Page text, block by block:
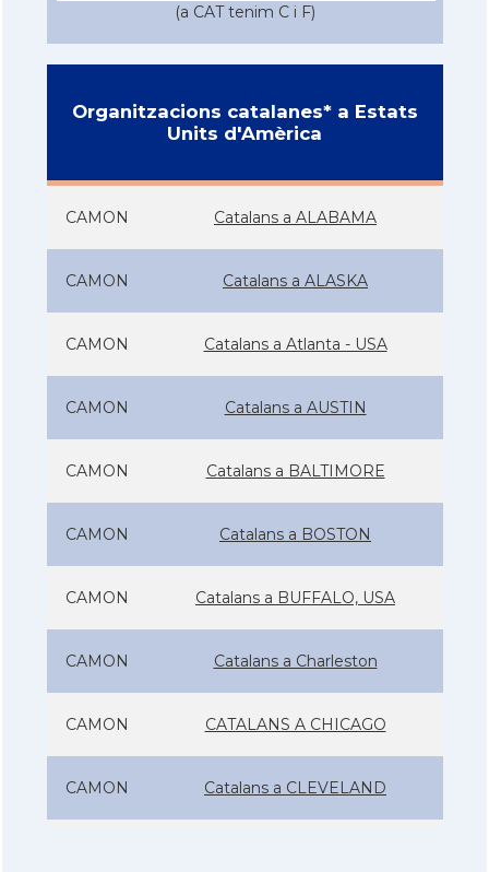
(a CAT tenim C i F)
Organitzacions catalanes* a Estats
Units d'Amèrica
CAMON Catalans a ALABAMA
CAMON Catalans a ALASKA
CAMON Catalans a Atlanta - USA
CAMON Catalans a AUSTIN
CAMON Catalans a BALTIMORE
CAMON Catalans a BOSTON
CAMON Catalans a BUFFALO, USA
CAMON Catalans a Charleston
CAMON CATALANS A CHICAGO
CAMON Catalans a CLEVELAND